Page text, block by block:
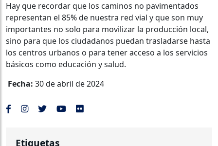
Hay que recordar que los caminos no pavimentados
representan el 85% de nuestra red vial y que son muy
importantes no solo para movilizar la producción local,
sino para que los ciudadanos puedan trasladarse hasta
los centros urbanos o para tener acceso a los servicios
básicos como educación y salud.
Fecha: 30 de abril de 2024
Etiquetas